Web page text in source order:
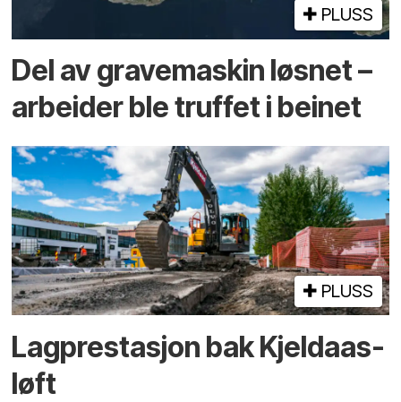
PLUSS
Del av grave­maskin løsnet –
arbeider ble truffet i beinet
PLUSS
Lagprestasjon bak Kjeldaas-
løft